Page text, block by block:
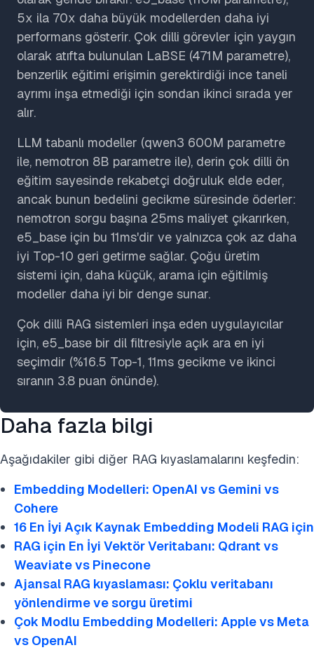
5x ila 70x daha büyük modellerden daha iyi
performans gösterir. Çok dilli görevler için yaygın
olarak atıfta bulunulan LaBSE (471M parametre),
benzerlik eğitimi erişimin gerektirdiği ince taneli
ayrımı inşa etmediği için sondan ikinci sırada yer
alır.
LLM tabanlı modeller (qwen3 600M parametre
ile, nemotron 8B parametre ile), derin çok dilli ön
eğitim sayesinde rekabetçi doğruluk elde eder,
ancak bunun bedelini gecikme süresinde öderler:
nemotron sorgu başına 25ms maliyet çıkarırken,
e5_base için bu 11ms'dir ve yalnızca çok az daha
iyi Top-10 geri getirme sağlar. Çoğu üretim
sistemi için, daha küçük, arama için eğitilmiş
modeller daha iyi bir denge sunar.
Çok dilli RAG sistemleri inşa eden uygulayıcılar
için, e5_base bir dil filtresiyle açık ara en iyi
seçimdir (%16.5 Top-1, 11ms gecikme ve ikinci
sıranın 3.8 puan önünde).
Daha fazla bilgi
Aşağıdakiler gibi diğer RAG kıyaslamalarını keşfedin:
Embedding Modelleri: OpenAI vs Gemini vs
Cohere
16 En İyi Açık Kaynak Embedding Modeli RAG için
RAG için En İyi Vektör Veritabanı: Qdrant vs
Weaviate vs Pinecone
Ajansal RAG kıyaslaması: Çoklu veritabanı
yönlendirme ve sorgu üretimi
Çok Modlu Embedding Modelleri: Apple vs Meta
vs OpenAI